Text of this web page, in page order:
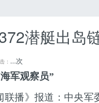
潜艇出岛链
： ...次
军观察员”
联播》报道：中央军